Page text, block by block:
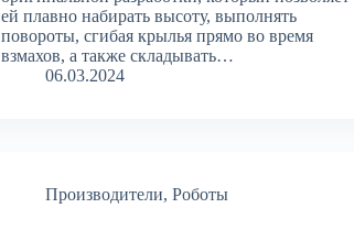
ей плавно набирать высоту, выполнять
повороты, сгибая крылья прямо во время
взмахов, а также складывать…
06.03.2024
Производители,Роботы